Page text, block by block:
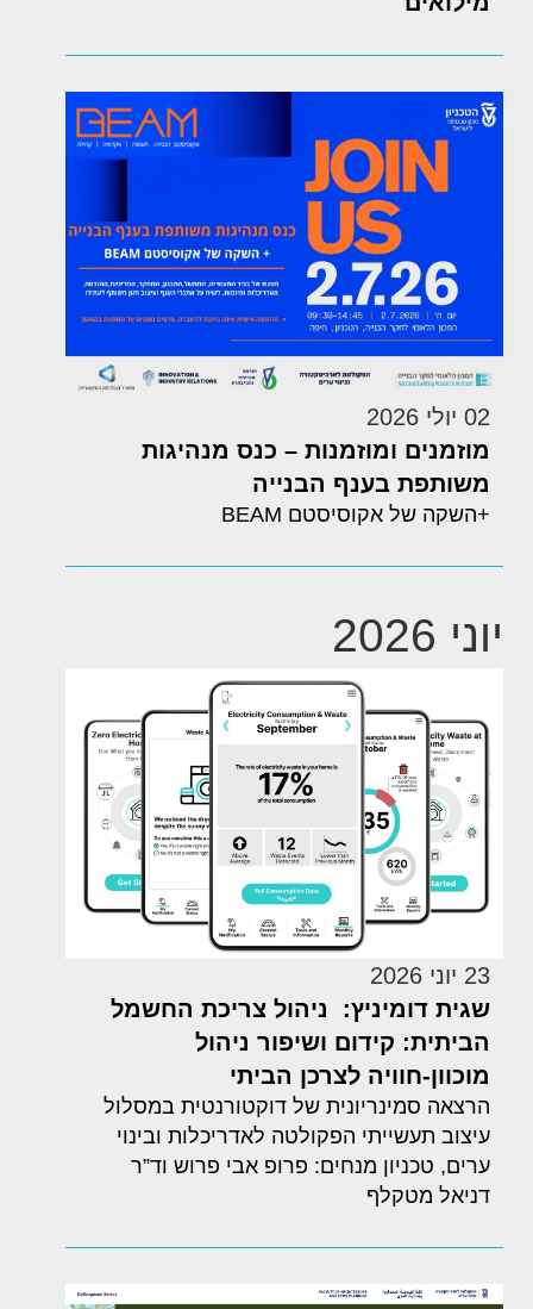
02 יולי 2026
מוזמנים ומוזמנות – כנס מנהיגות
משותפת בענף הבנייה
+השקה של אקוסיסטם BEAM
יוני 2026
23 יוני 2026
שגית דומיניץ: ניהול צריכת החשמל
הביתית: קידום ושיפור ניהול
מוכוון-חוויה לצרכן הביתי
הרצאה סמינריונית של דוקטורנטית במסלול
עיצוב תעשייתי הפקולטה לאדריכלות ובינוי
ערים, טכניון מנחים: פרופ אבי פרוש וד”ר
דניאל מטקלף